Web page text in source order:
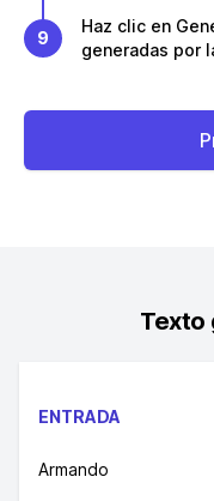
9
Haz clic en
generadas por
Texto
ENTRADA
Armando